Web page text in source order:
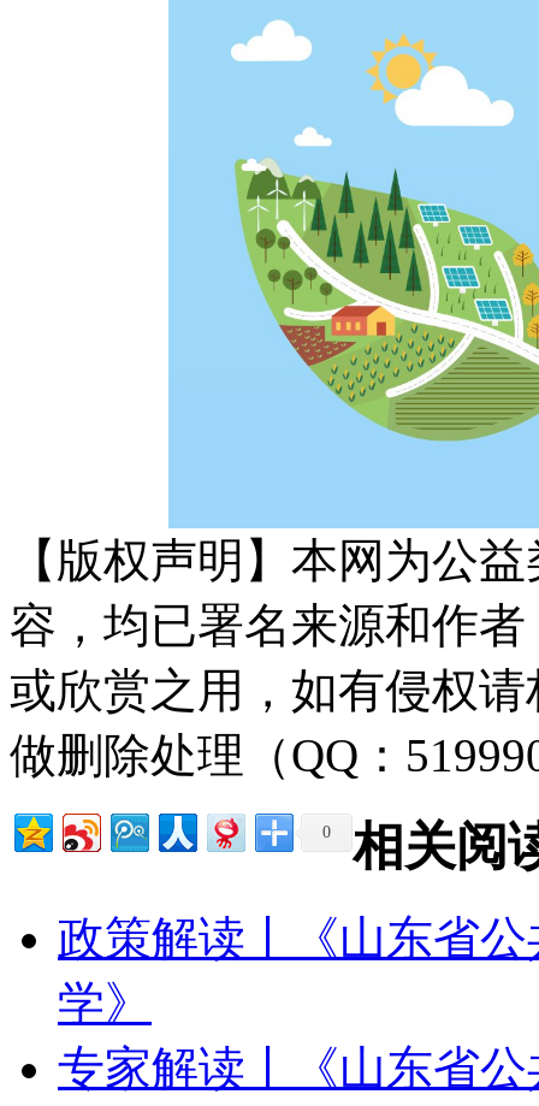
【版权声明】本网为公
容，均已署名来源和作
或欣赏之用，如有侵权
做删除处理（QQ：
0 相关阅
政策解读丨《山东省
学》
专家解读丨《山东省